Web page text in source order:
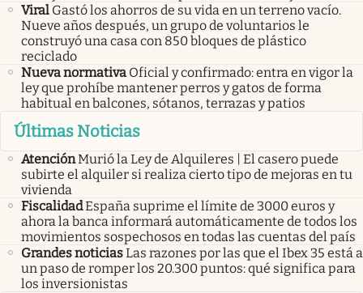
Viral Gastó los ahorros de su vida en un terreno vacío.
Nueve años después, un grupo de voluntarios le
construyó una casa con 850 bloques de plástico
reciclado
Nueva normativa Oficial y confirmado: entra en vigor la
ley que prohíbe mantener perros y gatos de forma
habitual en balcones, sótanos, terrazas y patios
Últimas Noticias
AtenciónMurió la Ley de Alquileres | El casero puede
subirte el alquiler si realiza cierto tipo de mejoras en tu
vivienda
FiscalidadEspaña suprime el límite de 3000 euros y
ahora la banca informará automáticamente de todos los
movimientos sospechosos en todas las cuentas del país
Grandes noticiasLas razones por las que el Ibex 35 está a
un paso de romper los 20.300 puntos: qué significa para
los inversionistas